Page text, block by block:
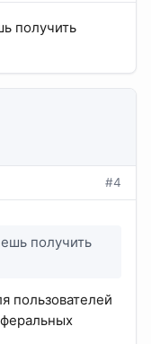
получить
#4
получить
пользователей